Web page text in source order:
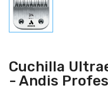
Cuchilla
- Andis